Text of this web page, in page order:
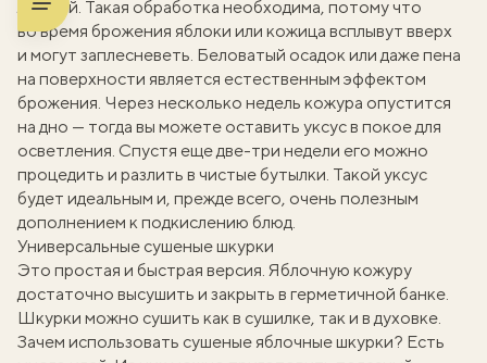
ложкой. Такая обработка необходима, потому что
во время брожения яблоки или кожица всплывут вверх
и могут заплесневеть. Беловатый осадок или даже пена
на поверхности является естественным эффектом
брожения. Через несколько недель кожура опустится
на дно — тогда вы можете оставить уксус в покое для
осветления. Спустя еще две-три недели его можно
процедить и разлить в чистые бутылки. Такой уксус
будет идеальным и, прежде всего, очень полезным
дополнением к подкислению блюд.
Универсальные сушеные шкурки
Это простая и быстрая версия. Яблочную кожуру
достаточно высушить и закрыть в герметичной банке.
Шкурки можно сушить как в сушилке, так и в духовке.
Зачем использовать сушеные яблочные шкурки? Есть